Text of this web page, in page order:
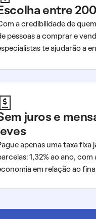
entre
a credibilidade de
pessoas a comprar e
te ajudarão a
juros e
leves
apenas uma taxa fixa
1,32% ao ano, com
em relação ao